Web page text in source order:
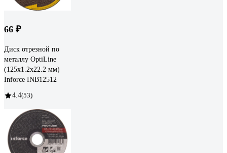
66 ₽
Диск отрезной по
металлу OptiLine
(125x1.2x22.2 мм)
Inforce INB12512
4.4(53)